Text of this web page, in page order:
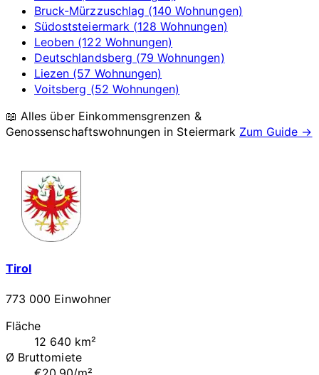
Bruck-Mürzzuschlag (140 Wohnungen)
Südoststeiermark (128 Wohnungen)
Leoben (122 Wohnungen)
Deutschlandsberg (79 Wohnungen)
Liezen (57 Wohnungen)
Voitsberg (52 Wohnungen)
📖 Alles über Einkommensgrenzen &
Genossenschaftswohnungen in Steiermark Zum Guide →
Tirol
773 000 Einwohner
Fläche
12 640 km²
Ø Bruttomiete